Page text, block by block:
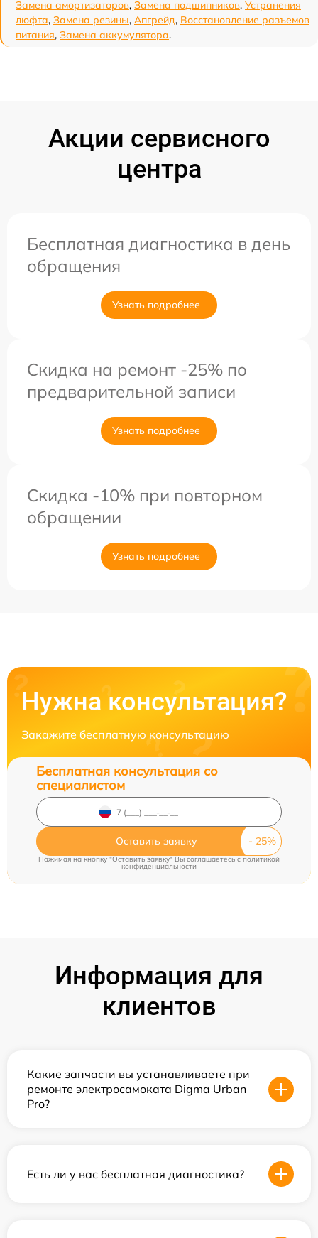
Замена амортизаторов, Замена подшипников, Устранения
люфта, Замена резины, Апгрейд, Восстановление разъемов
питания, Замена аккумулятора.
Акции сервисного
центра
Бесплатная диагностика в день
обращения
Узнать подробнее
Скидка на ремонт -25% по
предварительной записи
Узнать подробнее
Скидка -10% при повторном
обращении
Узнать подробнее
Нужна консультация?
Закажите бесплатную консультацию
Бесплатная консультация со
специалистом
Оставить заявку
Нажимая на кнопку "Оставить заявку" Вы соглашаетесь c политикой
конфиденциальности
Информация для
клиентов
Какие запчасти вы устанавливаете при
ремонте электросамоката Digma Urban
Pro?
Есть ли у вас бесплатная диагностика?